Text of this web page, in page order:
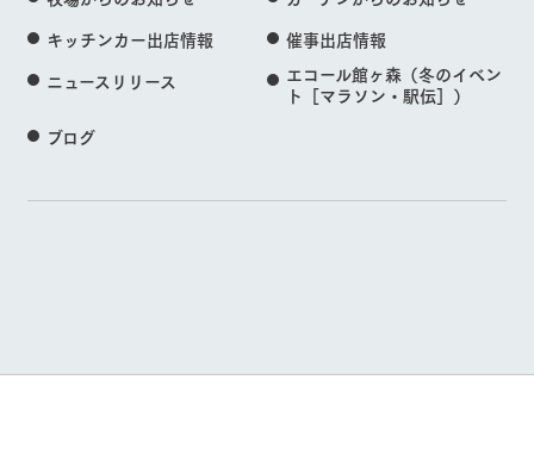
キッチンカー出店情報
催事出店情報
ニュースリリース
エコール館ヶ森（冬のイベン
ト［マラソン・駅伝］）
ブログ